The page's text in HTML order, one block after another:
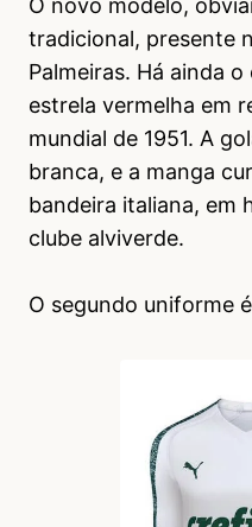
O novo modelo,
tradicional, presente
Palmeiras. Há ainda
estrela vermelha em
mundial de 1951. A
branca, e a manga
bandeira italiana, em
clube alviverde.
O segundo uniforme